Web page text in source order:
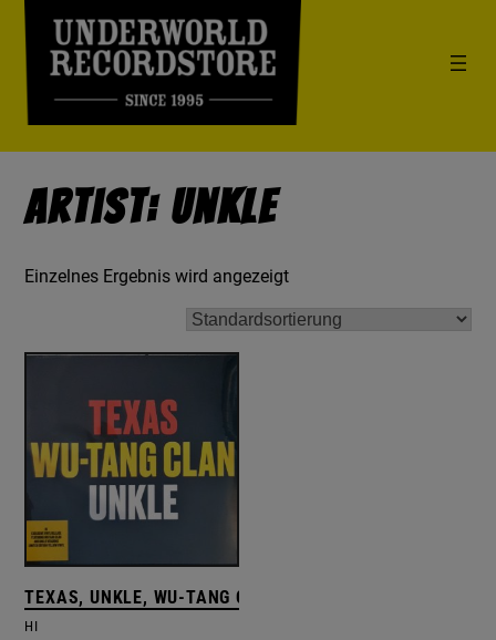
Artist: Unkle
Einzelnes Ergebnis wird angezeigt
TEXAS, UNKLE, WU-TANG CLAN
HI